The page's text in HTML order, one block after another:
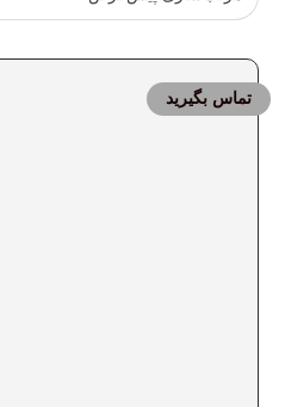
تماس بگیرید